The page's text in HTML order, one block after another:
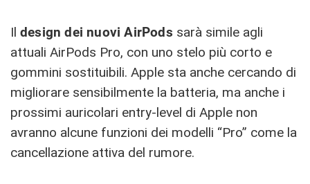
Il design dei nuovi AirPods sarà simile agli
attuali AirPods Pro, con uno stelo più corto e
gommini sostituibili. Apple sta anche cercando di
migliorare sensibilmente la batteria, ma anche i
prossimi auricolari entry-level di Apple non
avranno alcune funzioni dei modelli “Pro” come la
cancellazione attiva del rumore.